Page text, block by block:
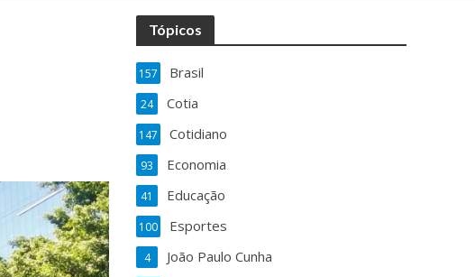
Tópicos
Brasil
157
Cotia
24
Cotidiano
147
Economia
93
Educação
41
Esportes
100
João Paulo Cunha
4